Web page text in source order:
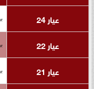
عيار 24
بيع
عيار 22 بيع
عيار 21 بيع